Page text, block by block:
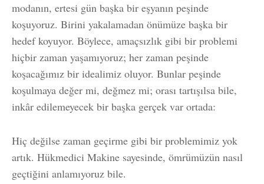
modanın, ertesi gün başka bir eşyanın peşinde
koşuyoruz. Birini yakalamadan önümüze başka bir
hedef koyuyor. Böylece, amaçsızlık gibi bir problemi
hiçbir zaman yaşamıyoruz; her zaman peşinde
koşacağımız bir idealimiz oluyor. Bunlar peşinde
koşulmaya değer mi, değmez mi; orası tartışılsa bile,
inkâr edilemeyecek bir başka gerçek var ortada:
Hiç değilse zaman geçirme gibi bir problemimiz yok
artık. Hükmedici Makine sayesinde, ömrümüzün nasıl
geçtiğini anlamıyoruz bile.